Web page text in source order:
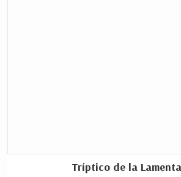
Tríptico de la